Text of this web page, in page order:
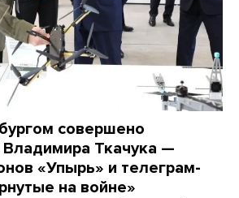
совершено
Ткачука —
«Упырь» и телеграм-
на войне»